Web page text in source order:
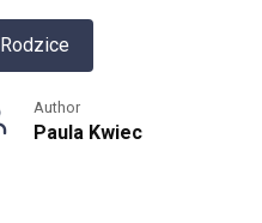
Rodzice
Author
Paula Kwiec